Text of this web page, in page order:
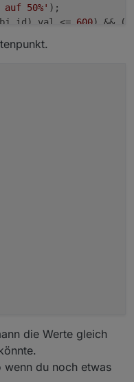
50%' );
id). val <= 600) && (
60%'
die Werte gleich
du noch etwas